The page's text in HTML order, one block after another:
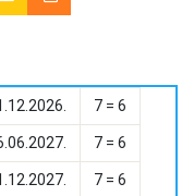
7 = 6
7 = 6
7 = 6